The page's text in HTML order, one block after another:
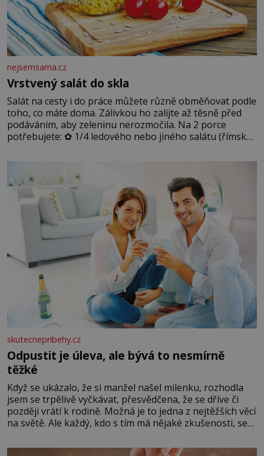
nejsemsama.cz
Vrstvený salát do skla
Salát na cesty i do práce můžete různě obměňovat podle
toho, co máte doma. Zálivkou ho zalijte až těsně před
podáváním, aby zeleninu nerozmočila. Na 2 porce
potřebujete: ✿ 1/4 ledového nebo jiného salátu (římský
okurky ✿ 2 rajčata Zálivka: ✿ 4 lžíce olivového oleje ✿ 1
lžíci citronové šťávy ✿ ½ stroužku
skutecnepribehy.cz
Odpustit je úleva, ale bývá to nesmírně
těžké
Když se ukázalo, že si manžel našel milenku, rozhodla
jsem se trpělivě vyčkávat, přesvědčena, že se dříve či
později vrátí k rodině. Možná je to jedna z nejtěžších věcí
na světě. Ale každý, kdo s tím má nějaké zkušenosti, se
Když se ke mně doneslo, že si manžel pořídil milenku,